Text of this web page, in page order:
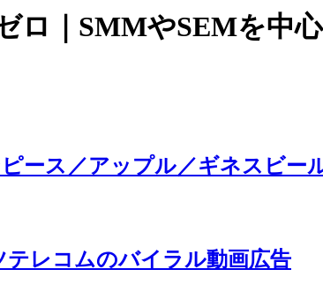
ロ｜SMMやSEMを中
ース／アップル／ギネスビー
レコムのバイラル動画広告